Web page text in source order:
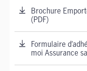
Brochure
(PDF)
Formulaire
moi Assurance